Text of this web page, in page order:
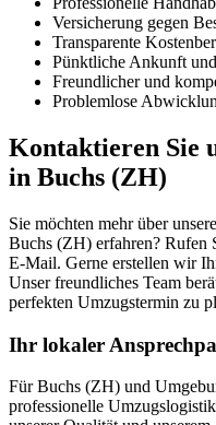
Versicherung gegen
Transparente
Pünktliche Ankunft
Freundlicher und
Problemlose
Kontaktieren Sie
in Buchs (ZH)
Sie möchten mehr über
Buchs (ZH) erfahren? Rufen
E-Mail. Gerne erstellen wir
Unser freundliches Team
perfekten Umzugstermin zu
Ihr lokaler
Für Buchs (ZH) und
professionelle